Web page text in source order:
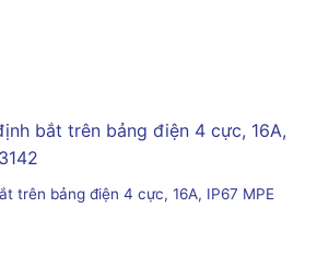
trên bảng điện 4 cực, 16A, IP67 MPE